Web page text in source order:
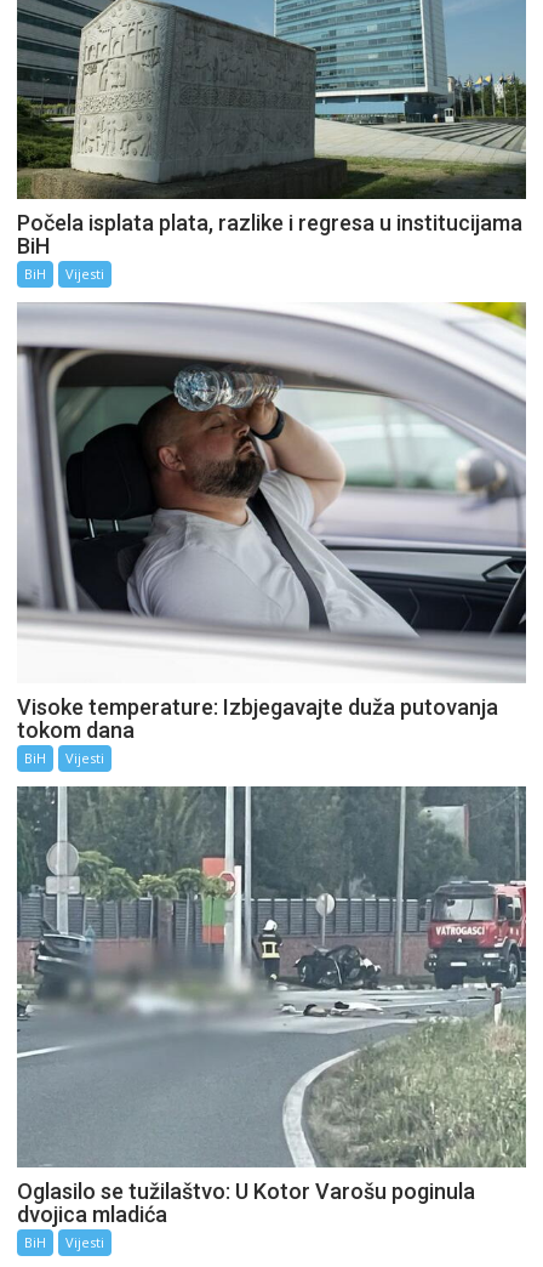
Počela isplata plata, razlike i regresa u institucijama
BiH
BiH Vijesti
Visoke temperature: Izbjegavajte duža putovanja
tokom dana
BiH Vijesti
Oglasilo se tužilaštvo: U Kotor Varošu poginula
dvojica mladića
BiH Vijesti